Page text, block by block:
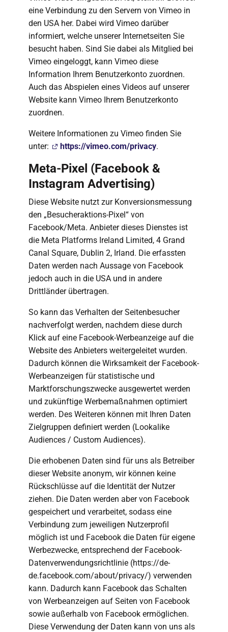
eine Verbindung zu den Servern von Vimeo in
den USA her. Dabei wird Vimeo darüber
informiert, welche unserer Internetseiten Sie
besucht haben. Sind Sie dabei als Mitglied bei
Vimeo eingeloggt, kann Vimeo diese
Information Ihrem Benutzerkonto zuordnen.
Auch das Abspielen eines Videos auf unserer
Website kann Vimeo Ihrem Benutzerkonto
zuordnen.
Weitere Informationen zu Vimeo finden Sie
unter:
https://vimeo.com/privacy.
Meta-Pixel (Facebook &
Instagram Advertising)
Diese Website nutzt zur Konversionsmessung
den „Besucheraktions-Pixel“ von
Facebook/Meta. Anbieter dieses Dienstes ist
die Meta Platforms Ireland Limited, 4 Grand
Canal Square, Dublin 2, Irland. Die erfassten
Daten werden nach Aussage von Facebook
jedoch auch in die USA und in andere
Drittländer übertragen.
So kann das Verhalten der Seitenbesucher
nachverfolgt werden, nachdem diese durch
Klick auf eine Facebook-Werbeanzeige auf die
Website des Anbieters weitergeleitet wurden.
Dadurch können die Wirksamkeit der Facebook-
Werbeanzeigen für statistische und
Marktforschungszwecke ausgewertet werden
und zukünftige Werbemaßnahmen optimiert
werden. Des Weiteren können mit Ihren Daten
Zielgruppen definiert werden (Lookalike
Audiences / Custom Audiences).
Die erhobenen Daten sind für uns als Betreiber
dieser Website anonym, wir können keine
Rückschlüsse auf die Identität der Nutzer
ziehen. Die Daten werden aber von Facebook
gespeichert und verarbeitet, sodass eine
Verbindung zum jeweiligen Nutzerprofil
möglich ist und Facebook die Daten für eigene
Werbezwecke, entsprechend der Facebook-
Datenverwendungsrichtlinie (https://de-
de.facebook.com/about/privacy/) verwenden
kann. Dadurch kann Facebook das Schalten
von Werbeanzeigen auf Seiten von Facebook
sowie außerhalb von Facebook ermöglichen.
Diese Verwendung der Daten kann von uns als